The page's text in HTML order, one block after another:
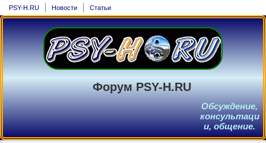
PSY-H.RU Новости Статьи
Форум PSY-H.RU
Обсуждение,
консультаци
и, общение.